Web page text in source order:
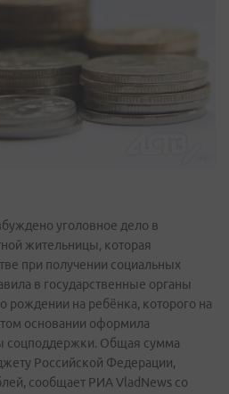
уголовное дело в
жительницы, которая
при получении социальных
в государственные органы
рождении на ребёнка, которого на
основании оформила
соцподдержки. Общая сумма
Российской Федерации,
сообщает РИА VladNews со